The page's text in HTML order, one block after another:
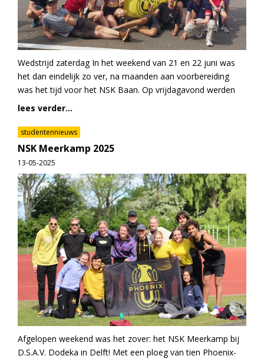
Wedstrijd zaterdag In het weekend van 21 en 22 juni was
het dan eindelijk zo ver, na maanden aan voorbereiding
was het tijd voor het NSK Baan. Op vrijdagavond werden
lees verder...
studentennieuws
NSK Meerkamp 2025
13-05-2025
Afgelopen weekend was het zover: het NSK Meerkamp bij
D.S.A.V. Dodeka in Delft! Met een ploeg van tien Phoenix-